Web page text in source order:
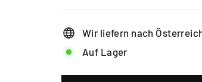
Wir liefern nach
Auf Lager